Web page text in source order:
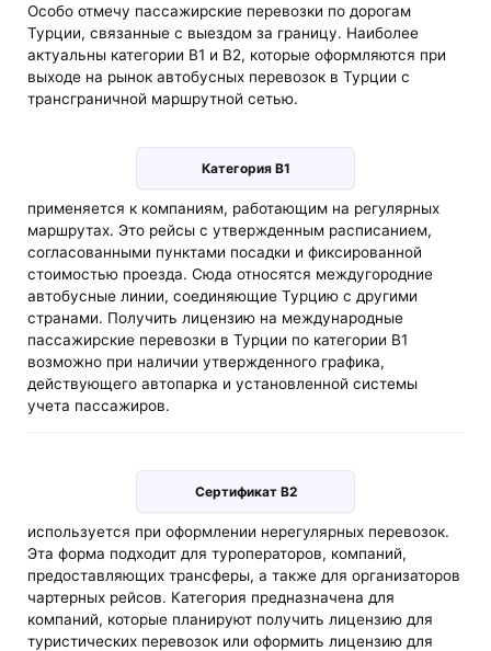
Особо отмечу пассажирские перевозки по дорогам
Турции, связанные с выездом за границу. Наиболее
актуальны категории B1 и B2, которые оформляются при
выходе на рынок автобусных перевозок в Турции с
трансграничной маршрутной сетью.
Категория B1
применяется к компаниям, работающим на регулярных
маршрутах. Это рейсы с утвержденным расписанием,
согласованными пунктами посадки и фиксированной
стоимостью проезда. Сюда относятся междугородние
автобусные линии, соединяющие Турцию с другими
странами. Получить лицензию на международные
пассажирские перевозки в Турции по категории B1
возможно при наличии утвержденного графика,
действующего автопарка и установленной системы
учета пассажиров.
Сертификат B2
используется при оформлении нерегулярных перевозок.
Эта форма подходит для туроператоров, компаний,
предоставляющих трансферы, а также для организаторов
чартерных рейсов. Категория предназначена для
компаний, которые планируют получить лицензию для
туристических перевозок или оформить лицензию для